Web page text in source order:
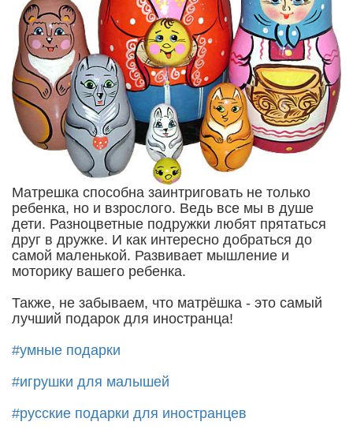
Матрешка способна заинтриговать не только
ребенка, но и взрослого. Ведь все мы в душе
дети. Разноцветные подружки любят прятаться
друг в дружке. И как интересно добраться до
самой маленькой. Развивает мышление и
моторику вашего ребенка.
Также, не забываем, что матрёшка - это самый
лучший подарок для иностранца!
#умные подарки
#игрушки для малышей
#русские подарки для иностранцев